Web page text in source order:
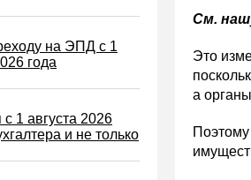
сбор
налог
налог
на ЭПД с 1
года
1 августа 2026
и не только
См.
Это
а